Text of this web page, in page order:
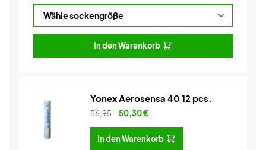
In den Warenkorb
Yonex Aerosensa 40 12 pcs.
56,95 50,30€
In den Warenkorb